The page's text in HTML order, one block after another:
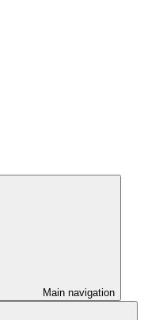
Main navigation